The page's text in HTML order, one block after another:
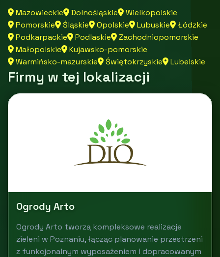
Mazowieckie Dolnośląskie
Wielkopolskie
Pomorskie
Śląskie Opolskie Lubuskie
Łódzkie
Podkarpackie
Podlaskie
Zachodniopomorskie
Małopolskie
Kujawsko-pomorskie
Warmińsko-mazurskie
Świętokrzyskie Lubelskie
Firmy w tej lokalizacji
Ogrody Arto
Ogrody Arto tworzą kompleksowe realizacje
zieleni w Poznaniu, łącząc planowanie przestrzeni
z funkcjonalnym wyposażeniem i dopracowanym